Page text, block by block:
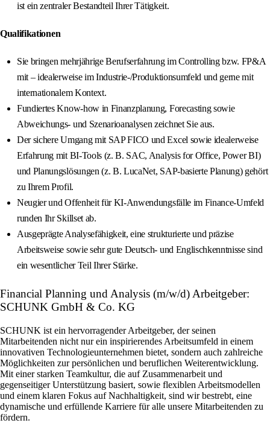
ist ein zentraler Bestandteil Ihrer Tätigkeit.
Qualifikationen
Sie bringen mehrjährige Berufserfahrung im Controlling bzw. FP&A
mit – idealerweise im Industrie-/Produktionsumfeld und gerne mit
internationalem Kontext.
Fundiertes Know-how in Finanzplanung, Forecasting sowie
Abweichungs- und Szenarioanalysen zeichnet Sie aus.
Der sichere Umgang mit SAP FICO und Excel sowie idealerweise
Erfahrung mit BI-Tools (z. B. SAC, Analysis for Office, Power BI)
und Planungslösungen (z. B. LucaNet, SAP-basierte Planung) gehört
zu Ihrem Profil.
Neugier und Offenheit für KI-Anwendungsfälle im Finance-Umfeld
runden Ihr Skillset ab.
Ausgeprägte Analysefähigkeit, eine strukturierte und präzise
Arbeitsweise sowie sehr gute Deutsch- und Englischkenntnisse sind
ein wesentlicher Teil Ihrer Stärke.
Financial Planning und Analysis (m/w/d) Arbeitgeber:
SCHUNK GmbH & Co. KG
SCHUNK ist ein hervorragender Arbeitgeber, der seinen
Mitarbeitenden nicht nur ein inspirierendes Arbeitsumfeld in einem
innovativen Technologieunternehmen bietet, sondern auch zahlreiche
Möglichkeiten zur persönlichen und beruflichen Weiterentwicklung.
Mit einer starken Teamkultur, die auf Zusammenarbeit und
gegenseitiger Unterstützung basiert, sowie flexiblen Arbeitsmodellen
und einem klaren Fokus auf Nachhaltigkeit, sind wir bestrebt, eine
dynamische und erfüllende Karriere für alle unsere Mitarbeitenden zu
fördern.